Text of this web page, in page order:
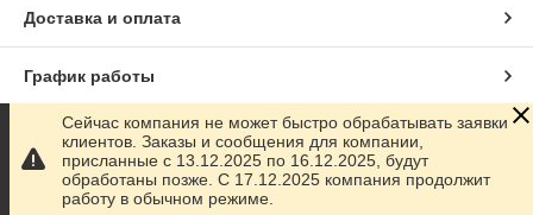
Доставка и оплата
График работы
Полная версия сайта
Сайт создан на маркетплейсе
Сейчас компания не может быстро обрабатывать заявки
клиентов. Заказы и сообщения для компании,
присланные с 13.12.2025 по 16.12.2025, будут
обработаны позже. С 17.12.2025 компания продолжит
работу в обычном режиме.